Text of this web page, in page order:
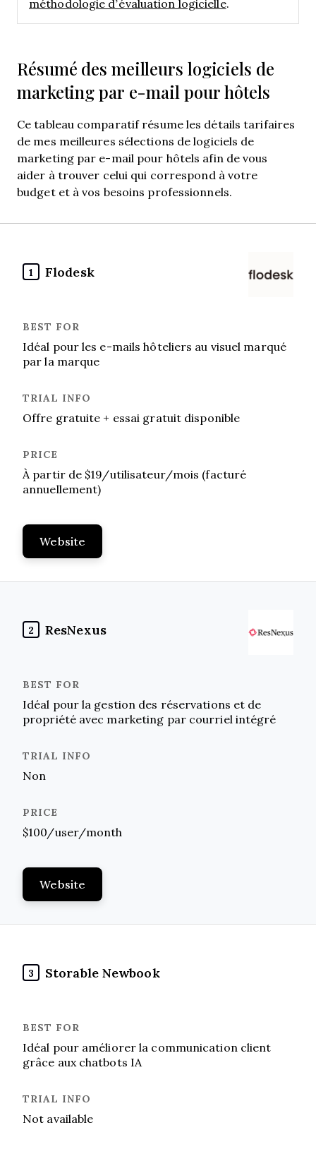
méthodologie d’évaluation logicielle.
Résumé des meilleurs logiciels de
marketing par e-mail pour hôtels
Ce tableau comparatif résume les détails tarifaires
de mes meilleures sélections de logiciels de
marketing par e-mail pour hôtels afin de vous
aider à trouver celui qui correspond à votre
budget et à vos besoins professionnels.
1 Flodesk
Idéal pour les e-mails hôteliers au visuel marqué
par la marque
Offre gratuite + essai gratuit disponible
À partir de $19/utilisateur/mois (facturé
annuellement)
Website
2 ResNexus
Idéal pour la gestion des réservations et de
propriété avec marketing par courriel intégré
Non
$100/user/month
Website
3 Storable Newbook
Idéal pour améliorer la communication client
grâce aux chatbots IA
Not available